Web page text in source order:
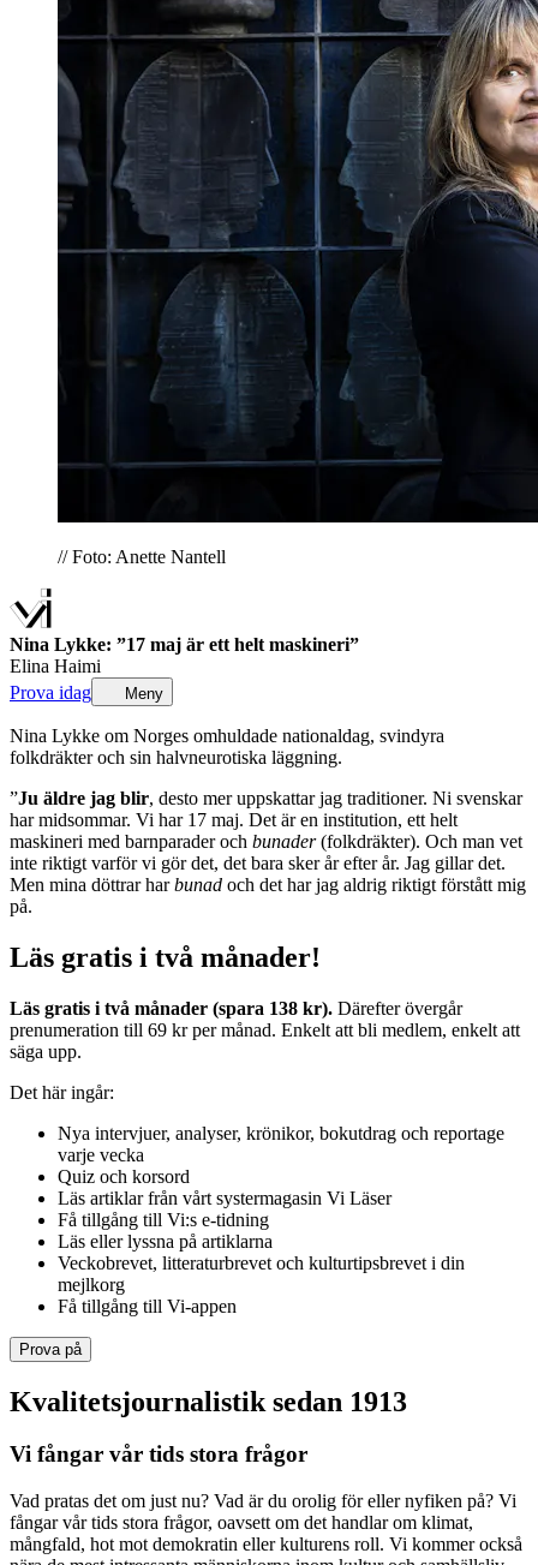
// Foto: Anette Nantell
Nina Lykke: ”17 maj är ett helt maskineri”
Elina Haimi
Prova idag
Meny
Nina Lykke om Norges omhuldade nationaldag, svindyra
folkdräkter och sin halvneurotiska läggning.
”Ju äldre jag blir, desto mer uppskattar jag traditioner. Ni svenskar
har midsommar. Vi har 17 maj. Det är en institution, ett helt
maskineri med barnparader och bunader(folkdräkter). Och man vet
inte riktigt varför vi gör det, det bara sker år efter år. Jag gillar det.
Men mina döttrar harbunad och det har jag aldrig riktigt förstått mig
på.
Läs gratis i två månader!
Läs gratis i två månader (spara 138 kr). Därefter övergår
prenumeration till 69 kr per månad. Enkelt att bli medlem, enkelt att
säga upp.
Det här ingår:
Nya intervjuer, analyser, krönikor, bokutdrag och reportage
varje vecka
Quiz och korsord
Läs artiklar från vårt systermagasin Vi Läser
Få tillgång till Vi:s e-tidning
Läs eller lyssna på artiklarna
Veckobrevet, litteraturbrevet och kulturtipsbrevet i din
mejlkorg
Få tillgång till Vi-appen
Prova på
Kvalitetsjournalistik sedan 1913
Vi fångar vår tids stora frågor
Vad pratas det om just nu? Vad är du orolig för eller nyfiken på? Vi
fångar vår tids stora frågor, oavsett om det handlar om klimat,
mångfald, hot mot demokratin eller kulturens roll. Vi kommer också